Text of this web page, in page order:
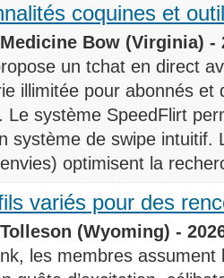
coquines et
Bow (Virginia) -
un tchat en direct
illimitée pour abonnés et
Le système SpeedFlirt
système de swipe intuitif.
optimisent la
variés pour des
(Wyoming) -
les membres